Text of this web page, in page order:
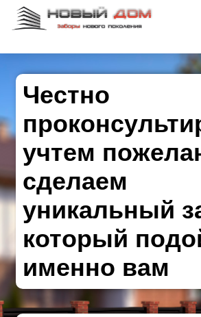
Честно
учтем
сделаем
уникальный
который
именно вам